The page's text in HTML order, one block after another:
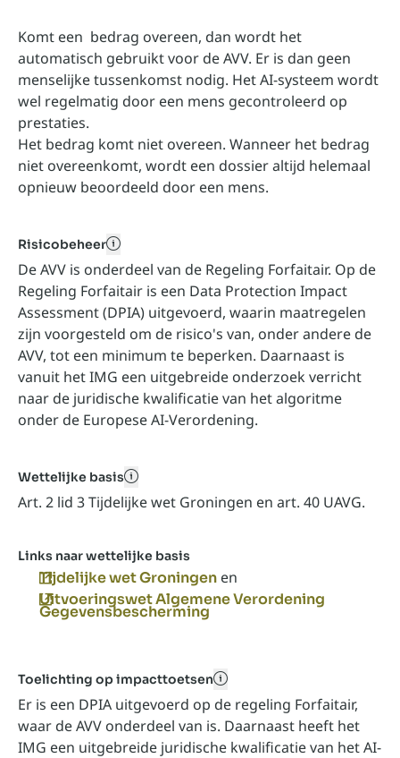
Komt een bedrag overeen, dan wordt het
automatisch gebruikt voor de AVV. Er is dan geen
menselijke tussenkomst nodig. Het AI-systeem wordt
wel regelmatig door een mens gecontroleerd op
prestaties.
Het bedrag komt niet overeen. Wanneer het bedrag
niet overeenkomt, wordt een dossier altijd helemaal
opnieuw beoordeeld door een mens.
Risicobeheer
toegankelijk naam kan hier
De AVV is onderdeel van de Regeling Forfaitair. Op de
Regeling Forfaitair is een Data Protection Impact
Assessment (DPIA) uitgevoerd, waarin maatregelen
zijn voorgesteld om de risico's van, onder andere de
AVV, tot een minimum te beperken. Daarnaast is
vanuit het IMG een uitgebreide onderzoek verricht
naar de juridische kwalificatie van het algoritme
onder de Europese AI-Verordening.
Wettelijke basis
toegankelijk naam kan hier
Art. 2 lid 3 Tijdelijke wet Groningen en art. 40 UAVG.
Links naar wettelijke basis
Tijdelijke wet Groningen en
Uitvoeringswet Algemene Verordening
Gegevensbescherming
Toelichting op impacttoetsen
toegankelijk naam kan
Er is een DPIA uitgevoerd op de regeling Forfaitair,
waar de AVV onderdeel van is. Daarnaast heeft het
IMG een uitgebreide juridische kwalificatie van het AI-